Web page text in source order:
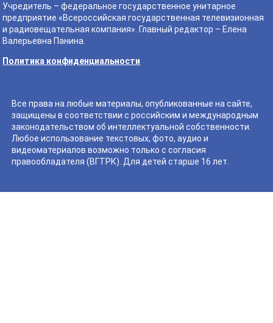
Учредитель – федеральное государственное унитарное
предприятие «Всероссийская государственная телевизионная
и радиовещательная компания». Главный редактор – Елена
Валерьевна Панина.
Политика конфиденциальности
Все права на любые материалы, опубликованные на сайте,
защищены в соответствии с российским и международным
законодательством об интеллектуальной собственности.
Любое использование текстовых, фото, аудио и
видеоматериалов возможно только с согласия
правообладателя (ВГТРК). Для детей старше 16 лет.